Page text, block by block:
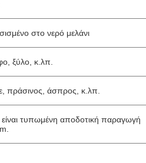
στο νερό μελάνι
ξύλο, κ.λπ.
πράσινος, άσπρος, κ.λπ.
τυπωμένη αποδοτική παραγωγή